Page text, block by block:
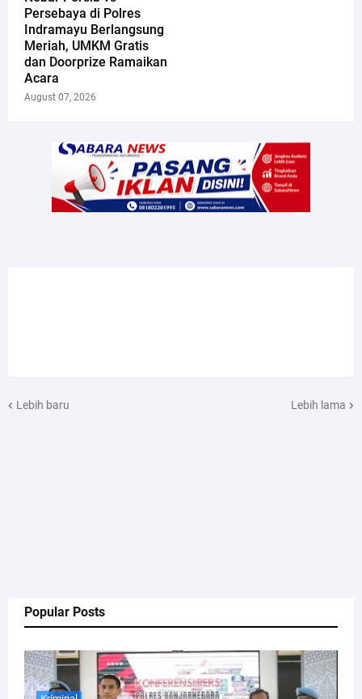
Popular Posts
Persebaya di Polres
Indramayu Berlangsung
Meriah, UMKM Gratis
dan Doorprize Ramaikan
Acara
August 07, 2026
Lebih baru Lebih lama